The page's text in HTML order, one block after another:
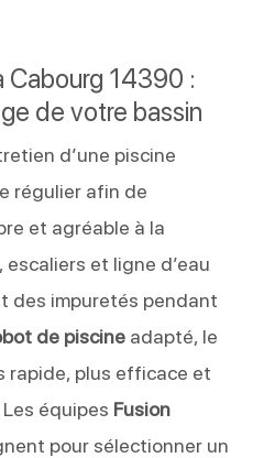
Cabourg 14390 :
de votre bassin
d’une piscine
régulier afin de
et agréable à la
et ligne d’eau
des impuretés pendant
de piscineadapté, le
rapide, plus efficace et
équipes Fusion
pour sélectionner un